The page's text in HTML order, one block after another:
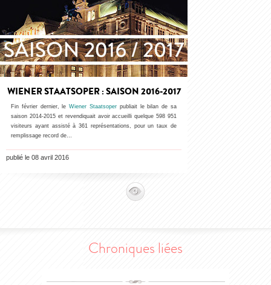
WIENER STAATSOPER : SAISON 2016-2017
Fin février dernier, leWiener Staatsoper publiait le bilan de sa
saison 2014-2015 et revendiquait avoir accueilli quelque 598 951
visiteurs ayant assisté à 361 représentations, pour un taux de
remplissage record de…
publié le 08 avril 2016
Chroniques liées